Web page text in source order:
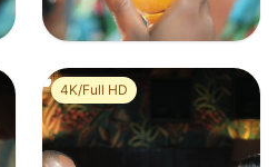
0
4K/Full HD